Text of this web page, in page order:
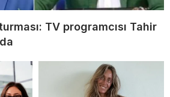
TV programcısı Tahir